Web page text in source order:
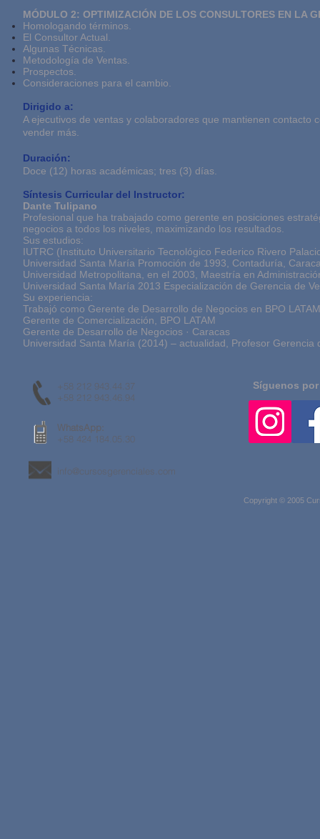
MÓDULO 2: OPTIMIZACIÓN DE LOS CONSULTORES EN LA
Homologando términos.
El Consultor Actual.
Algunas Técnicas.
Metodología de Ventas.
Prospectos.
Consideraciones para el cambio.
Dirigido a:
A ejecutivos de ventas y colaboradores que mantienen
vender más.
Duración:
Doce (12) horas académicas; tres (3) días.
Síntesis Curricular del Instructor:
Dante Tulipano
Profesional que ha trabajado como gerente en posiciones
negocios a todos los niveles, maximizando los resultados.
Sus estudios:
IUTRC (Instituto Universitario Tecnológico Federico Rivero
Universidad Santa María Promoción de 1993, Contaduría,
Universidad Metropolitana, en el 2003, Maestría en
Universidad Santa María 2013 Especialización de Gerencia de
Su experiencia:
Trabajó como Gerente de Desarrollo de Negocios en BPO
Gerente de Comercialización, BPO LATAM
Gerente de Desarrollo de Negocios · Caracas
Universidad Santa María (2014) – actualidad, Profesor Gerencia
+58 212 943.44.37
+58 212 943.46.94
WhatsApp:
+58 424 184.05.30
info@cursosgerenciales.com
Síguenos
Copyright © 2005